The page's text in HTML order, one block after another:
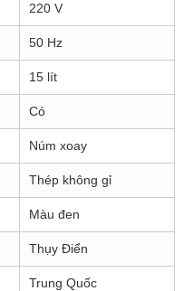
220 V
50 Hz
15 lít
Có
Núm xoay
Thép không gỉ
Màu đen
Thụy Điển
Trung Quốc